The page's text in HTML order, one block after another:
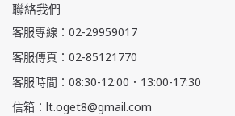
聯絡我們
客服專線：02-29959017
客服傳真：02-85121770
客服時間：08:30-12:00．13:00-17:30
信箱：lt.oget8@gmail.com